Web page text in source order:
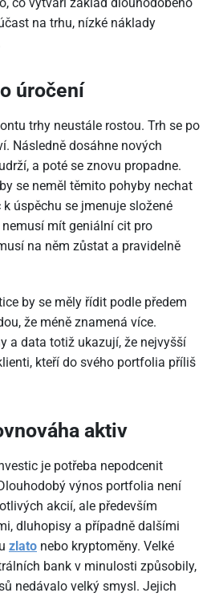
na trhu, nízké náklady
úročení
trhy neustále rostou. Trh se po
Následně dosáhne nových
a poté se znovu propadne.
se neměl těmito pohyby nechat
úspěchu se jmenuje složené
mít geniální cit pro
na něm zůstat a pravidelně
by se měly řídit podle předem
že méně znamená více.
a data totiž ukazují, že nejvyšší
kteří do svého portfolia příliš
aktiv
je potřeba nepodcenit
výnos portfolia není
akcií, ale především
dluhopisy a případně dalšími
zlato nebo kryptoměny. Velké
bank v minulosti způsobily,
nedávalo velký smysl. Jejich